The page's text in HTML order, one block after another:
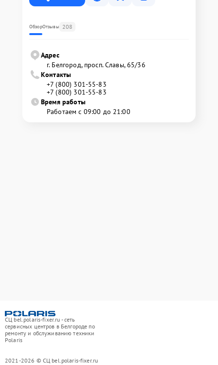
ОбзорОтзывы 208
Адрес
г. Белгород, просп. Славы, 65/36
Контакты
+7 (800) 301-55-83
+7 (800) 301-55-83
Время работы
Работаем с 09:00 до 21:00
СЦ bel.polaris-fixer.ru - сеть
сервисных центров в Белгороде по
ремонту и обслуживанию техники
Polaris
2021-2026 © СЦ bel.polaris-fixer.ru